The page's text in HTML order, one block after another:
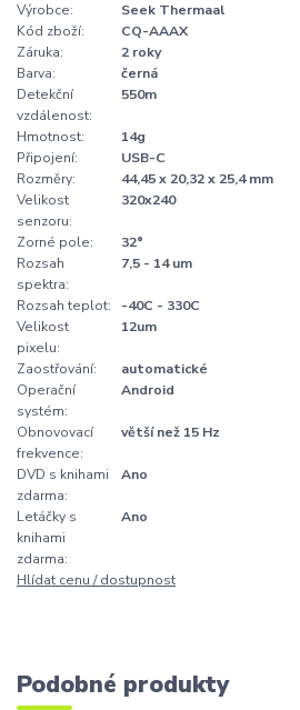
Výrobce:
Seek Thermaal
Kód zboží:
CQ-AAAX
Záruka:
2 roky
Barva:
černá
Detekční
vzdálenost:
550m
Hmotnost:
14g
Připojení:
USB-C
Rozměry:
44,45 x 20,32 x 25,4 mm
Velikost
senzoru:
320x240
Zorné pole:
32°
Rozsah
spektra:
7,5 - 14 um
Rozsah teplot:
-40C - 330C
Velikost
pixelu:
12um
Zaostřování:
automatické
Operační
systém:
Android
Obnovovací
frekvence:
větší než 15 Hz
DVD s knihami
zdarma:
Ano
Letáčky s
knihami
zdarma:
Ano
Hlídat cenu / dostupnost
Podobné produkty